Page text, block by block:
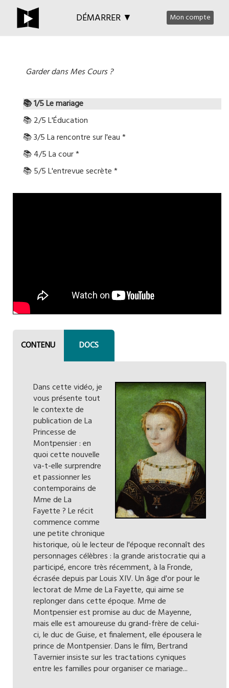
DÉMARRER ▼ Mon compte
Garder dans Mes Cours ?
📚 1/5 Le mariage
📚 2/5 L'Éducation
📚 3/5 La rencontre sur l'eau *
📚 4/5 La cour *
📚 5/5 L'entrevue secrète *
CONTENU DOCS
Dans cette vidéo, je
vous présente tout
le contexte de
publication de La
Princesse de
Montpensier : en
quoi cette nouvelle
va-t-elle surprendre
et passionner les
contemporains de
Mme de La
Fayette ? Le récit
commence comme
une petite chronique
historique, où le lecteur de l'époque reconnaît des
personnages célèbres : la grande aristocratie qui a
participé, encore très récemment, à la Fronde,
écrasée depuis par Louis XIV. Un âge d'or pour le
lectorat de Mme de La Fayette, qui aime se
replonger dans cette époque. Mme de
Montpensier est promise au duc de Mayenne,
mais elle est amoureuse du grand-frère de celui-
ci, le duc de Guise, et finalement, elle épousera le
prince de Montpensier. Dans le film, Bertrand
Tavernier insiste sur les tractations cyniques
entre les familles pour organiser ce mariage...